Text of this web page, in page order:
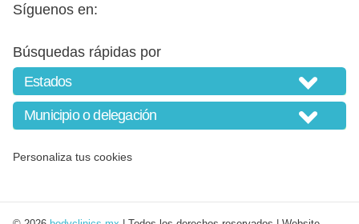
Síguenos en:
Búsquedas rápidas por
Personaliza tus cookies